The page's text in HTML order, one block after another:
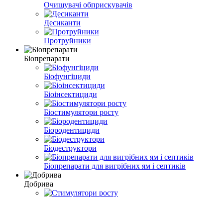
Очищувачі обприскувачів
Десиканти
Протруйники
Біопрепарати
Біофунгіциди
Біоінсектициди
Біостимулятори росту
Біородентициди
Біодеструктори
Біопрепарати для вигрібних ям і септиків
Добрива